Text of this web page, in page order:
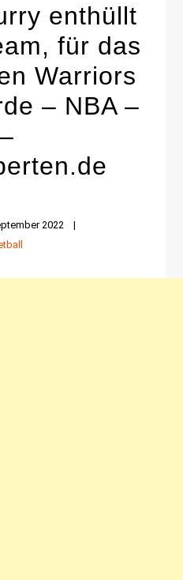
enthüllt
für das
Warriors
– NBA –
2022